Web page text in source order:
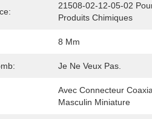
21508-02-12-05-02
Produits Chimiques
8 Mm
Je Ne Veux Pas.
Avec Connecteur
Masculin Miniature